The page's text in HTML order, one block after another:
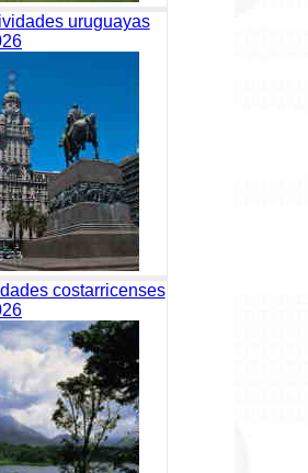
uruguayas
costarricenses